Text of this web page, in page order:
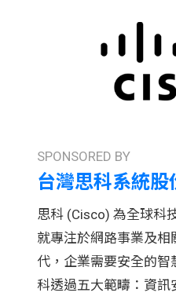
SPONSORED BY
台灣思科系統股
思科 (Cisco) 為全球科
就專注於網路事業及
代，企業需要安全的
科透過五大範疇：資